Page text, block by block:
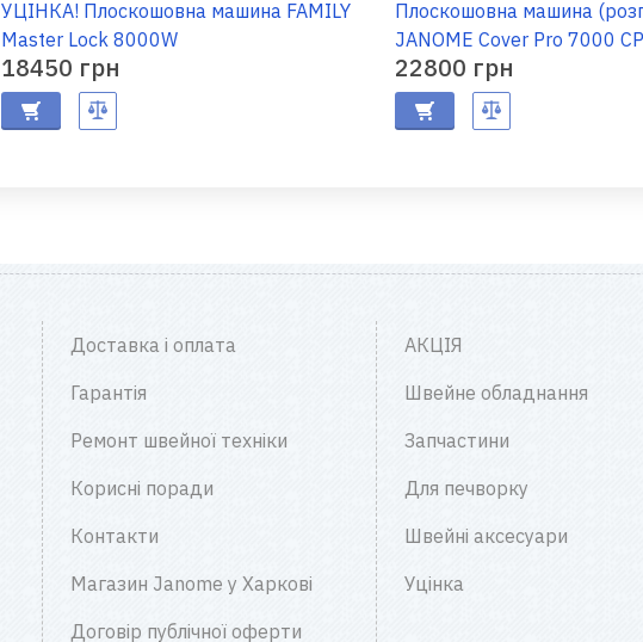
УЦІНКА! Плоскошовна машина FAMILY
Master Lock 8000W
18450 грн
Плоскошовна машина
JANOME Cover Pro 7000
22800 грн
Доставка і оплата
Гарантія
Ремонт швейної техніки
Корисні поради
Контакти
Магазин Janome у Харкові
Договір публічної оферти
АКЦІЯ
Швейне обладнання
Запчастини
Для печворку
Швейні аксесуари
Уцінка